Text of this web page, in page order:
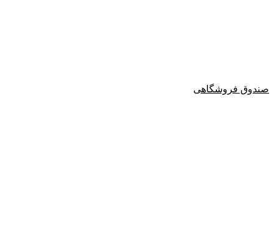
صندوق فروشگاهی